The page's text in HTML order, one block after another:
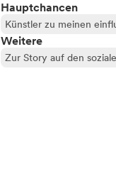
Hauptchancen
Künstler zu meinen
Weitere
Zur Story auf den